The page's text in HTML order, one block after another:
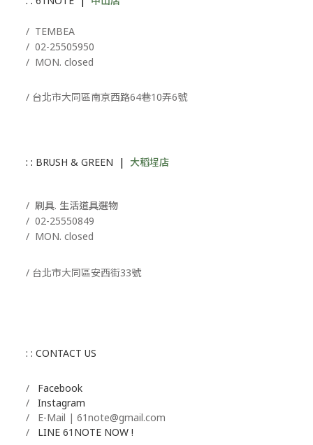
/ TEMBEA
/ 02-25505950
/ MON. closed
/ 台北市大同區南京西路64巷10弄6號
: : BRUSH & GREEN | 大稻埕店
/ 刷具. 生活道具選物
/ 02-25550849
/ MON. closed
/ 台北市大同區安西街33號
: : CONTACT US
/ Facebook
/ Instagram
/ E-Mail | 61note@gmail.com
/ LINE 61NOTE NOW !